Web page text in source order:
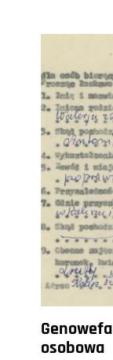
osobowa